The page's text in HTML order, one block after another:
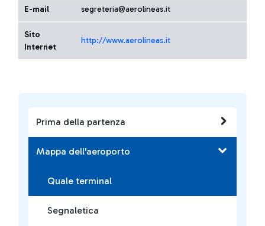
Prima della partenza
Mappa dell'aeroporto
Quale terminal
Segnaletica
E-mail segreteria@aerolineas.it
Sito
Internet
http://www.aerolineas.it